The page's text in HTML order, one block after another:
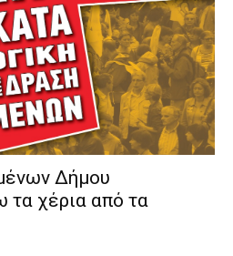
Δήμου
τα χέρια από τα